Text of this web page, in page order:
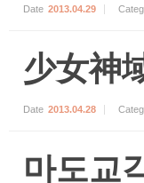
Date 2013.04.29
少女神
Date 2013.04.28
마도교